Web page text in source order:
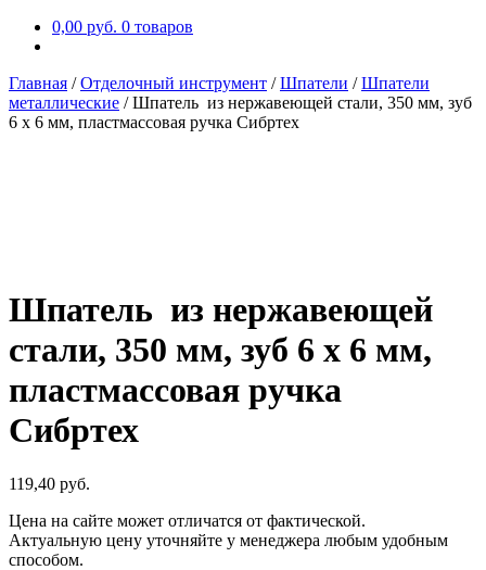
0,00 руб. 0 товаров
Главная /Отделочный инструмент /Шпатели /Шпатели
металлические /Шпатель из нержавеющей стали, 350 мм, зуб
6 х 6 мм, пластмассовая ручка Сибртех
Шпатель из нержавеющей
стали, 350 мм, зуб 6 х 6 мм,
пластмассовая ручка
Сибртех
119,40 руб.
Цена на сайте может отличатся от фактической.
Актуальную цену уточняйте у менеджера любым удобным
способом.